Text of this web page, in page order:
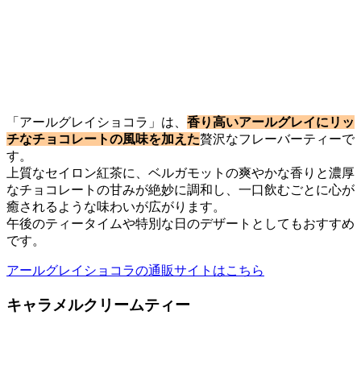
「アールグレイショコラ」は、 香り高いアールグレイにリッ
チなチョコレートの風味を加えた贅沢なフレーバーティーで
す。
上質なセイロン紅茶に、ベルガモットの爽やかな香りと濃厚
なチョコレートの甘みが絶妙に調和し、一口飲むごとに心が
癒されるような味わいが広がります。
午後のティータイムや特別な日のデザートとしてもおすすめ
です。
アールグレイショコラの通販サイトはこちら
キャラメルクリームティー